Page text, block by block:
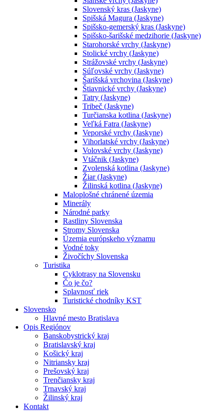
Slovenský kras (Jaskyne)
Spišská Magura (Jaskyne)
Spišsko-gemerský kras (Jaskyne)
Spišsko-šarišské medzihorie (Jaskyne)
Starohorské vrchy (Jaskyne)
Stolické vrchy (Jaskyne)
Strážovské vrchy (Jaskyne)
Súľovské vrchy (Jaskyne)
Šarišská vrchovina (Jaskyne)
Štiavnické vrchy (Jaskyne)
Tatry (Jaskyne)
Tribeč (Jaskyne)
Turčianska kotlina (Jaskyne)
Veľká Fatra (Jaskyne)
Veporské vrchy (Jaskyne)
Vihorlatské vrchy (Jaskyne)
Volovské vrchy (Jaskyne)
Vtáčnik (Jaskyne)
Zvolenská kotlina (Jaskyne)
Žiar (Jaskyne)
Žilinská kotlina (Jaskyne)
Maloplošné chránené územia
Minerály
Národné parky
Rastliny Slovenska
Stromy Slovenska
Územia európskeho významu
Vodné toky
Živočíchy Slovenska
Turistika
Cyklotrasy na Slovensku
Čo je čo?
Splavnosť riek
Turistické chodníky KST
Slovensko
Hlavné mesto Bratislava
Opis Regiónov
Banskobystrický kraj
Bratislavský kraj
Košický kraj
Nitriansky kraj
Prešovský kraj
Trenčiansky kraj
Trnavský kraj
Žilinský kraj
Kontakt